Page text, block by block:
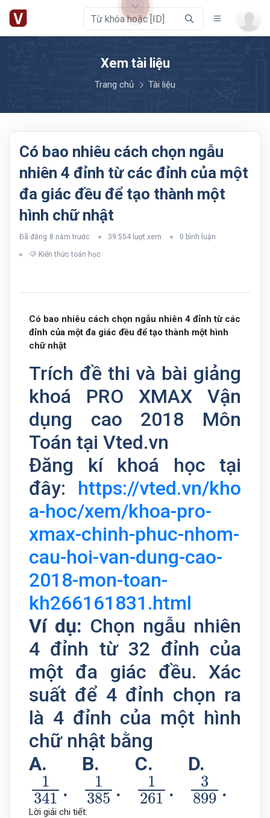
Xem tài liệu
Trang chủ Tài liệu
Có bao nhiêu cách chọn ngẫu
nhiên 4 đỉnh từ các đỉnh của một
đa giác đều để tạo thành một
hình chữ nhật
Đã đăng 8 năm trước 39.554 lượt xem 0 bình luận
Kiến thức toán học
Có bao nhiêu cách chọn ngẫu nhiên 4 đỉnh từ các
đỉnh của một đa giác đều để tạo thành một hình
chữ nhật
Trích đề thi và bài giảng
khoá PRO XMAX Vận
dụng cao 2018 Môn
Toán tại Vted.vn
Đăng kí khoá học tại
đây: https://vted.vn/kho
a-hoc/xem/khoa-pro-
xmax-chinh-phuc-nhom-
cau-hoi-van-dung-cao-
2018-mon-toan-
kh266161831.html
Ví dụ: Chọn ngẫu nhiên
4 đỉnh từ 32 đỉnh của
một đa giác đều. Xác
suất để 4 đỉnh chọn ra
là 4 đỉnh của một hình
chữ nhật bằng
A.
1
341 .
1341 .B.
1
385 .
1385 .
C.
1
261 .
1261 .D.
3
899 .
3899
Lời giải chi tiết: